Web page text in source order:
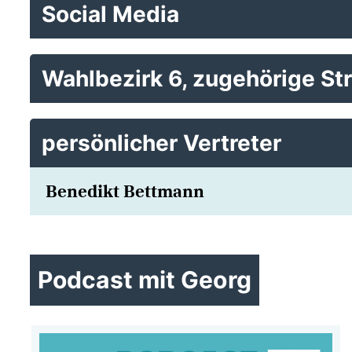
Social Media
Wahlbezirk 6, zugehörige
persönlicher Vertreter
Benedikt Bettmann
Podcast mit Georg